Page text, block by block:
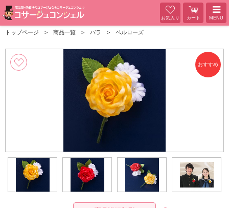
お気入り カート MENU
トップページ 商品一覧 バラ ベルローズ